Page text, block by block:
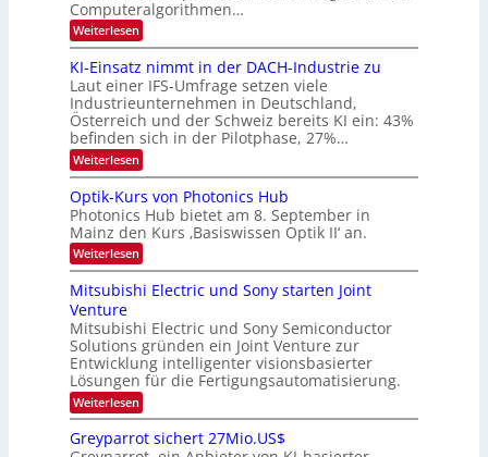
tm
e
l
d
e
t
s
t
a
r
k
e
W
a
c
h
s
u
i
m
e
r
s
t
e
n
H
Computeralgorithmen…
Weiterlesen:
8
9
.
W
E
-
H
e
r
a
e
u
s
-
S
e
n
a
r
KI-Einsatz nimmt in der DACH-Industrie zu
Laut einer IFS-Umfrage setzen viele
Industrieunternehmen in Deutschland,
Österreich und der Schweiz bereits KI ein: 43%
befinden sich in der Pilotphase, 27%…
Weiterlesen:
K
-
E
i
n
s
t
n
m
m
t
i
n
d
e
Optik-Kurs von Photonics Hub
Photonics Hub bietet am 8. September in
Mainz den Kurs ‚Basiswissen Optik II‘ an.
Weiterlesen:
O
p
t
k
-
K
u
r
s
v
o
n
Mitsubishi Electric und Sony starten Joint
Venture
Mitsubishi Electric und Sony Semiconductor
Solutions gründen ein Joint Venture zur
Entwicklung intelligenter visionsbasierter
Lösungen für die Fertigungsautomatisierung.
Weiterlesen:
M
t
Greyparrot sichert 27Mio.US$